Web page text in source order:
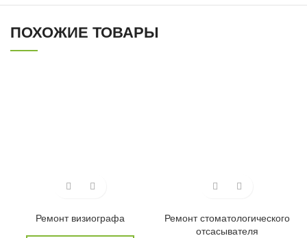
ПОХОЖИЕ ТОВАРЫ
Ремонт визиографа
Ремонт стоматологического
отсасывателя